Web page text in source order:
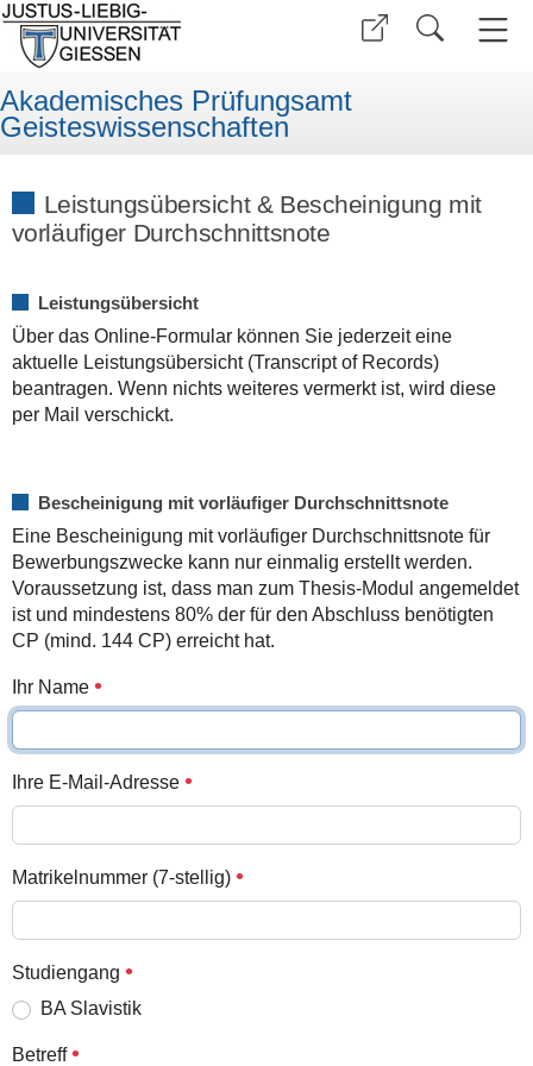
Akademisches Prüfungsamt
Geisteswissenschaften
Leistungsübersicht & Bescheinigung mit
vorläufiger Durchschnittsnote
Leistungsübersicht
Über das Online-Formular können Sie jederzeit eine
aktuelle Leistungsübersicht (Transcript of Records)
beantragen. Wenn nichts weiteres vermerkt ist, wird diese
per Mail verschickt.
Bescheinigung mit vorläufiger Durchschnittsnote
Eine Bescheinigung mit vorläufiger Durchschnittsnote für
Bewerbungszwecke kann nur einmalig erstellt werden.
Voraussetzung ist, dass man zum Thesis-Modul angemeldet
ist und mindestens 80% der für den Abschluss benötigten
CP (mind. 144 CP) erreicht hat.
Ihr Name
Ihre E-Mail-Adresse
Matrikelnummer (7-stellig)
Studiengang
BA Slavistik
Betreff